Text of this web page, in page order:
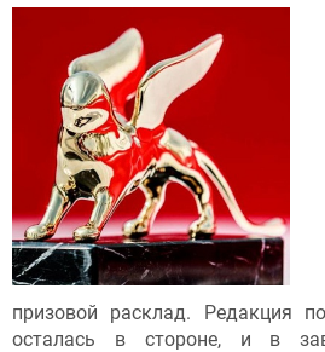
призовой расклад. Редакция
осталась в стороне, и в